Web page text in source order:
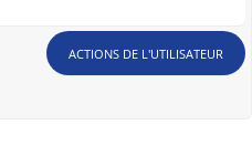
ACTIONS DE L'UTILISATEUR